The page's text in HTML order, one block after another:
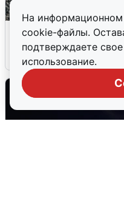
На
cookie-файлы.
подтверждаете свое
использование.
Сирены в Сочи:
6 августа 0